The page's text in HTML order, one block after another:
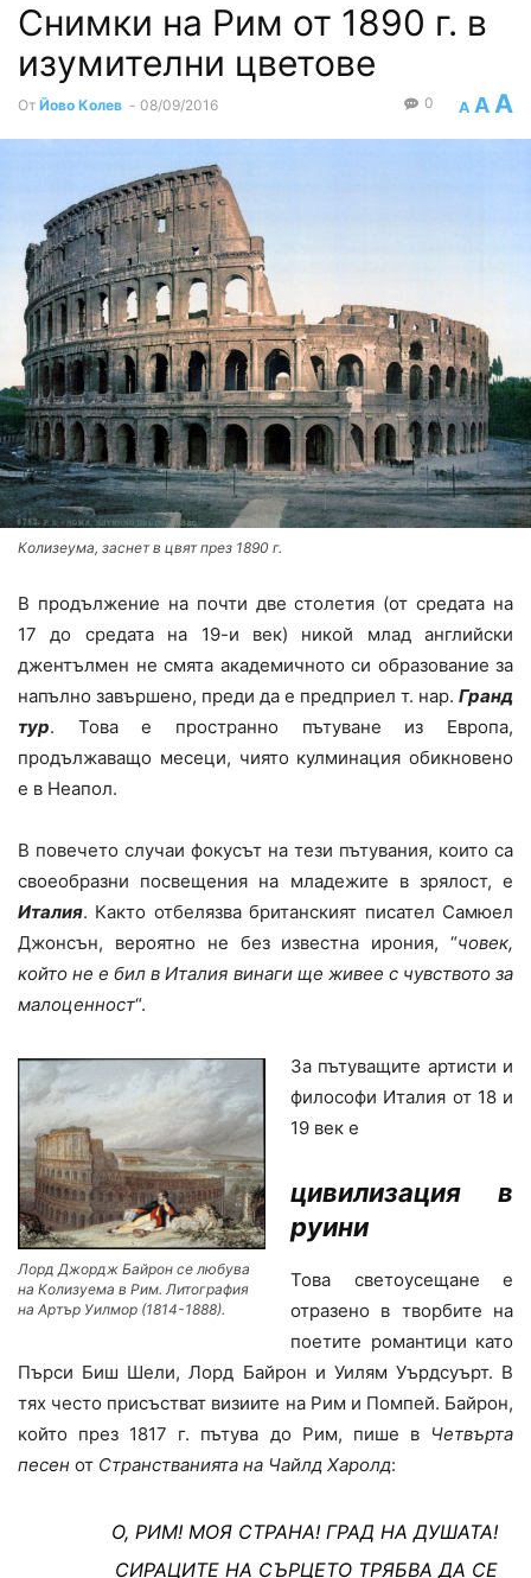
Посоки за пътешественици
Снимки на Рим от 1890 г. в
изумителни цветове
От Йово Колев - 08/09/2016 A A A
0
Колизеума, заснет в цвят през 1890 г.
В продължение на почти две столетия (от средата на
17 до средата на 19-и век) никой млад английски
джентълмен не смята академичното си образование за
напълно завършено, преди да е предприел т. нар. Гранд
тур. Това е пространно пътуване из Европа,
продължаващо месеци, чиято кулминация обикновено
е в Неапол.
В повечето случаи фокусът на тези пътувания, които са
своеобразни посвещения на младежите в зрялост, е
Италия. Както отбелязва британският писател Самюел
Джонсън, вероятно не без известна ирония, “човек,
който не е бил в Италия винаги ще живее с чувството за
малоценност“.
Лорд Джордж Байрон се любува
на Колизуема в Рим. Литография
на Артър Уилмор (1814-1888).
За пътуващите артисти и
философи Италия от 18 и
19 век е
цивилизация в
руини
Това светоусещане е
отразено в творбите на
поетите романтици като
Пърси Биш Шели, Лорд Байрон и Уилям Уърдсуърт. В
тях често присъстват визиите на Рим и Помпей. Байрон,
който през 1817 г. пътува до Рим, пише в Четвърта
песен от Странстванията на Чайлд Харолд:
О, РИМ! МОЯ СТРАНА! ГРАД НА ДУШАТА!
СИРАЦИТЕ НА СЪРЦЕТО ТРЯБВА ДА СЕ